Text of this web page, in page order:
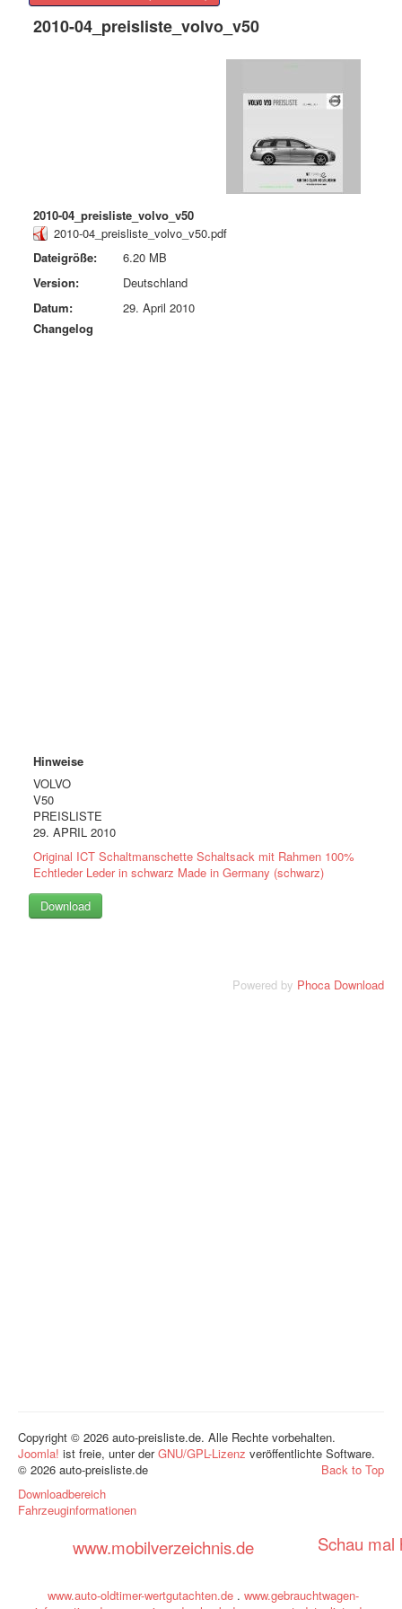
2010-04_preisliste_volvo_v50
2010-04_preisliste_volvo_v50
2010-04_preisliste_volvo_v50.pdf
Dateigröße:
6.20 MB
Version:
Deutschland
Datum:
29. April 2010
Changelog
Hinweise
VOLVO
V50
PREISLISTE
29. APRIL 2010
Original ICT Schaltmanschette Schaltsack mit Rahmen 100%
Echtleder Leder in schwarz Made in Germany (schwarz)
Powered by Phoca Download
Copyright © 2026 auto-preisliste.de. Alle Rechte vorbehalten.
Joomla! ist freie, unter derGNU/GPL-Lizenz veröffentlichte Software.
Back to Top
© 2026 auto-preisliste.de
Downloadbereich
Fahrzeuginformationen
www.mobilverzeichnis.de Schau mal
www.auto-oldtimer-wertgutachten.de. www.gebrauchtwagen-